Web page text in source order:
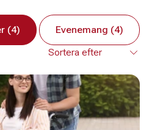
(4) Evenemang (4)